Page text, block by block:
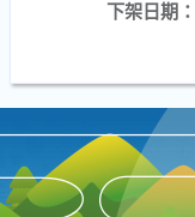
下架日期：